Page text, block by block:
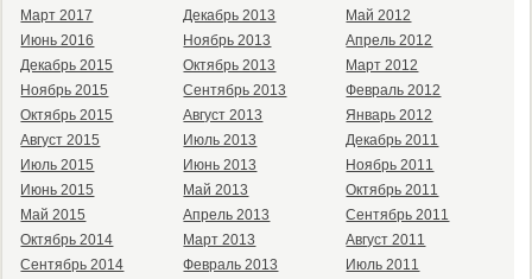
Март 2017
Июнь 2016
Декабрь 2015
Ноябрь 2015
Октябрь 2015
Август 2015
Июль 2015
Июнь 2015
Май 2015
Октябрь 2014
Сентябрь 2014
Декабрь 2013
Ноябрь 2013
Октябрь 2013
Сентябрь 2013
Август 2013
Июль 2013
Июнь 2013
Май 2013
Апрель 2013
Март 2013
Февраль 2013
Май 2012
Апрель 2012
Март 2012
Февраль 2012
Январь 2012
Декабрь 2011
Ноябрь 2011
Октябрь 2011
Сентябрь 2011
Август 2011
Июль 2011